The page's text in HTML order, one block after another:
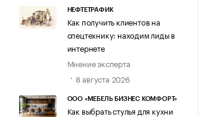
НЕФТЕТРАФИК
Как получить клиентов на
спецтехнику: находим лиды в
интернете
Мнение эксперта
8 августа 2026
ООО «МЕБЕЛЬ БИЗНЕС КОМФОРТ»
Как выбрать стулья для кухни